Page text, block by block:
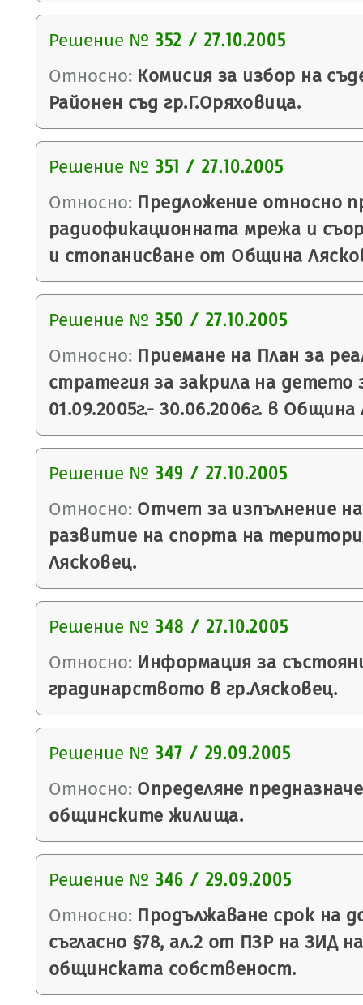
Решение № 352 / 27.10.2005
Относно: Комисия за избор на
Районен съд гр.Г.Оряховица.
Решение № 351 / 27.10.2005
Относно: Предложение относно
радиофикационната мрежа и
и стопанисване от Община
Решение № 350 / 27.10.2005
Относно: Приемане на План за
стратегия за закрила на детето
01.09.2005г.- 30.06.2006г. в Община
Решение № 349 / 27.10.2005
Относно: Отчет за изпълнение
развитие на спорта на
Лясковец.
Решение № 348 / 27.10.2005
Относно: Информация за
градинарството в гр.Лясковец.
Решение № 347 / 29.09.2005
Относно: Определяне
общинските жилища.
Решение № 346 / 29.09.2005
Относно: Продължаване срок на
съгласно §78, ал.2 от ПЗР на ЗИД
общинската собственост.